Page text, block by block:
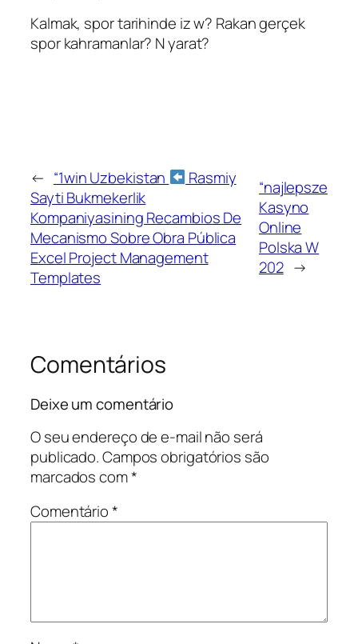
Kalmak, spor tarihinde iz w? Rakan gerçek
spor kahramanlar? N yarat?
← “1win Uzbekistan
Rasmiy
Sayti Bukmekerlik
Kompaniyasining Recambios De
Mecanismo Sobre Obra Pública
Excel Project Management
Templates
“najlepsze
Kasyno
Online
Polska W
202 →
Comentários
Deixe um comentário
O seu endereço de e-mail não será
publicado.Campos obrigatórios são
marcados com*
Comentário*